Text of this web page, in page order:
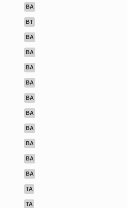
BA
BT
BA
BA
BA
BA
BA
BA
BA
BA
BA
BA
TA
TA